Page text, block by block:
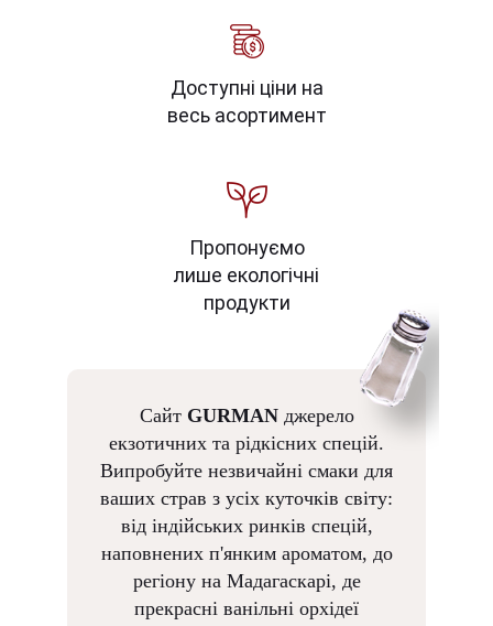
Доступні ціни на
весь асортимент
Пропонуємо
лише екологічні
продукти
Сайт GURMANджерело
екзотичних та рідкісних спецій.
Випробуйте незвичайні смаки для
ваших страв з усіх куточків світу:
від індійських ринків спецій,
наповнених п'янким ароматом, до
регіону на Мадагаскарі, де
прекрасні ванільні орхідеї